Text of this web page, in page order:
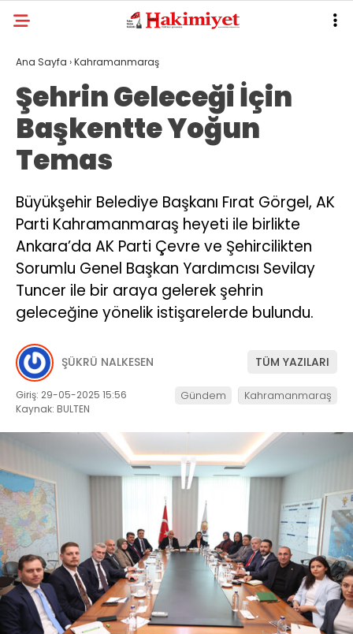
Ana Sayfa ›Kahramanmaraş
Şehrin Geleceği İçin
Başkentte Yoğun
Temas
Büyükşehir Belediye Başkanı Fırat Görgel, AK
Parti Kahramanmaraş heyeti ile birlikte
Ankara’da AK Parti Çevre ve Şehircilikten
Sorumlu Genel Başkan Yardımcısı Sevilay
Tuncer ile bir araya gelerek şehrin
geleceğine yönelik istişarelerde bulundu.
ŞÜKRÜ NALKESEN TÜM YAZILARI
Giriş: 29-05-2025 15:56
Kaynak: BULTEN
Gündem Kahramanmaraş